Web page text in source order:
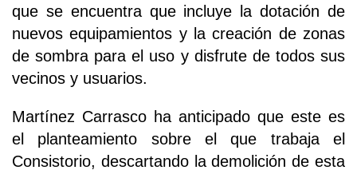
que se encuentra que incluye la dotación de
nuevos equipamientos y la creación de zonas
de sombra para el uso y disfrute de todos sus
vecinos y usuarios.
Martínez Carrasco ha anticipado que este es
el planteamiento sobre el que trabaja el
Consistorio, descartando la demolición de esta